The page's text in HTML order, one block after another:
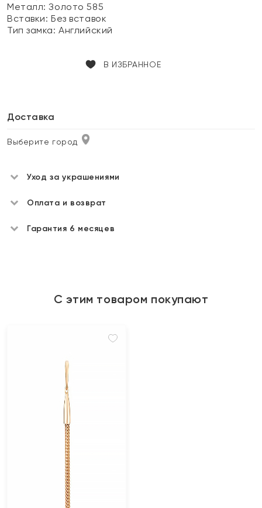
Металл:Золото 585
Вставки:Без вставок
Тип замка:Английский
В ИЗБРАННОЕ
Доставка
Выберите город
Уход за украшениями
Оплата и возврат
Гарантия 6 месяцев
С этим товаром покупают